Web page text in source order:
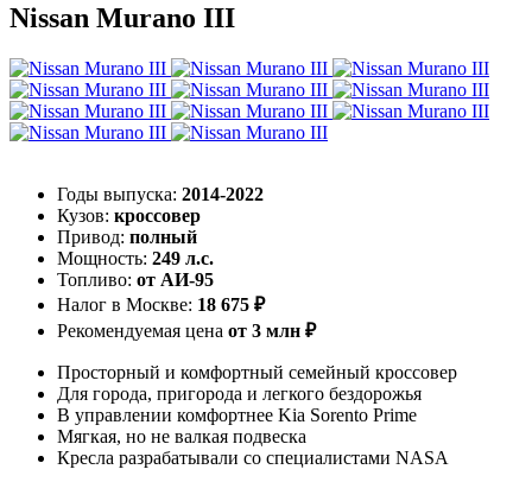
Nissan Murano III
Годы выпуска: 2014-2022
Кузов: кроссовер
Привод: полный
Мощность: 249 л.с.
Топливо: от АИ-95
Налог в Москве: 18 675 ₽
Рекомендуемая цена от 3 млн ₽
Просторный и комфортный семейный кроссовер
Для города, пригорода и легкого бездорожья
В управлении комфортнее Kia Sorento Prime
Мягкая, но не валкая подвеска
Кресла разрабатывали со специалистами NASA